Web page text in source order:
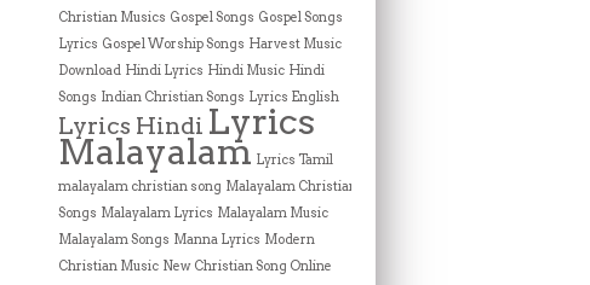
Christian Musics Gospel Songs Gospel Songs
Lyrics Gospel Worship Songs Harvest Music
Download Hindi Lyrics Hindi Music Hindi
Songs Indian Christian Songs Lyrics English
Lyrics Hindi Lyrics
Malayalam Lyrics Tamil
malayalam christian song Malayalam Christian
Songs Malayalam Lyrics Malayalam Music
Malayalam Songs Manna Lyrics Modern
Christian Music New Christian Song Online